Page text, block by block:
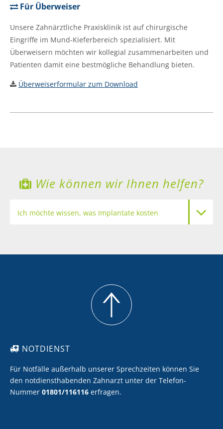
Für Überweiser
Unsere Zahnärztliche Praxisklinik ist auf chirurgische
Eingriffe im Mund-Kieferbereich spezialisiert. Mit
Überweisern möchten wir kollegial zusammenarbeiten und
Patienten damit eine bestmögliche Behandlung bieten.
Überweiserformular zum Download
Wie können wir Ihnen helfen?
Ich möchte wissen, was Implantate kosten
Ich möchte eine professionelle Zahnreinigung
NOTDIENST
Für Notfälle außerhalb unserer Sprechzeiten können Sie
den notdiensthabenden Zahnarzt unter der Telefon-
Nummer 01801/116116 erfragen.